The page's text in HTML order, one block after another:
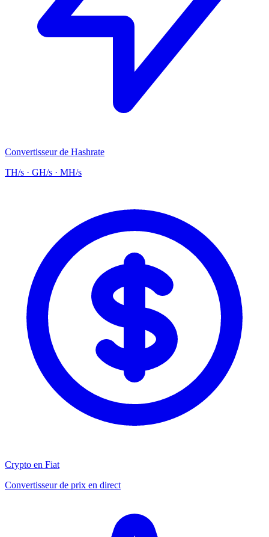
Convertisseur de Hashrate
TH/s · GH/s · MH/s
Crypto en Fiat
Convertisseur de prix en direct